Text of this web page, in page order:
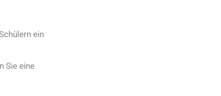
ein
Sie eine